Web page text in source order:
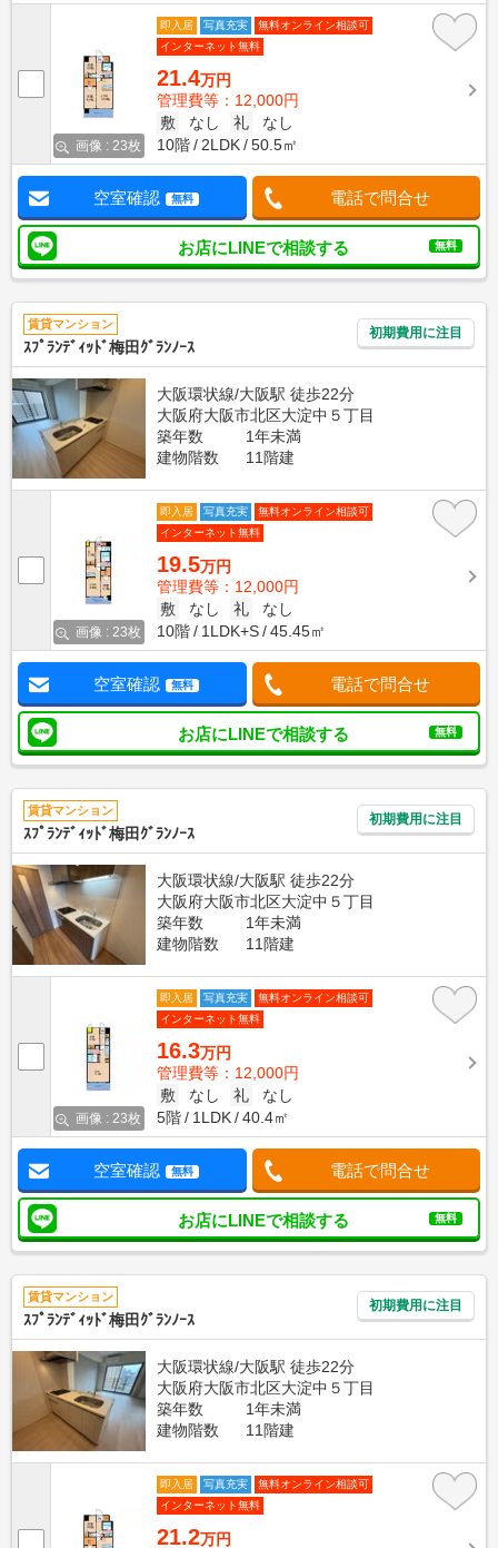
画像 : 23枚
即入居 写真充実
無料オンライン相談可
インターネット無料
21.4万円
管理費等：12,000円
敷
なし 礼
なし
10階
2LDK 50.5㎡
空室確認 無料 電話で問合せ
お店にLINEで相談する 無料
賃貸マンション
ｽﾌﾟﾗﾝﾃﾞｨｯﾄﾞ梅田ｸﾞﾗﾝﾉｰｽ
初期費用に注目
大阪環状線/大阪駅 徒歩22分
大阪府大阪市北区大淀中５丁目
築年数
1年未満
建物階数
11階建
画像 : 23枚
即入居 写真充実
無料オンライン相談可
インターネット無料
19.5万円
管理費等：12,000円
敷
なし 礼
なし
10階
1LDK+S 45.45㎡
空室確認 無料 電話で問合せ
お店にLINEで相談する 無料
賃貸マンション
ｽﾌﾟﾗﾝﾃﾞｨｯﾄﾞ梅田ｸﾞﾗﾝﾉｰｽ
初期費用に注目
大阪環状線/大阪駅 徒歩22分
大阪府大阪市北区大淀中５丁目
築年数
1年未満
建物階数
11階建
画像 : 23枚
即入居 写真充実
無料オンライン相談可
インターネット無料
16.3万円
管理費等：12,000円
敷
なし 礼
なし
5階
1LDK 40.4㎡
空室確認 無料 電話で問合せ
お店にLINEで相談する 無料
賃貸マンション
ｽﾌﾟﾗﾝﾃﾞｨｯﾄﾞ梅田ｸﾞﾗﾝﾉｰｽ
初期費用に注目
大阪環状線/大阪駅 徒歩22分
大阪府大阪市北区大淀中５丁目
築年数
1年未満
建物階数
11階建
即入居 写真充実
無料オンライン相談可
インターネット無料
21.2万円